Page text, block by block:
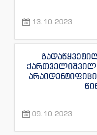
13.10.2023
09.10.2023